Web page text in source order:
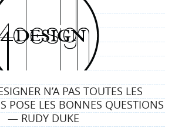
4
d
e
s
i
N’A PAS TOUTES LES
POSE LES BONNES QUESTIONS
— RUDY DUKE